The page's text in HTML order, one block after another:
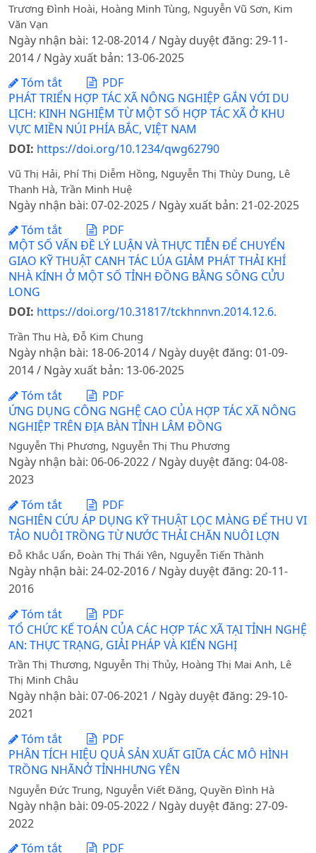
Trương Đình Hoài, Hoàng Minh Tùng, Nguyễn Vũ Sơn, Kim
Văn Vạn
Ngày nhận bài: 12-08-2014 / Ngày duyệt đăng: 29-11-
2014 / Ngày xuất bản: 13-06-2025
Tóm tắt
PDF
PHÁT TRIỂN HỢP TÁC XÃ NÔNG NGHIỆP GẮN VỚI DU
LỊCH: KINH NGHIỆM TỪ MỘT SỐ HỢP TÁC XÃ Ở KHU
VỰC MIỀN NÚI PHÍA BẮC, VIỆT NAM
DOI: https://doi.org/10.1234/qwg62790
Vũ Thị Hải, Phí Thị Diễm Hồng, Nguyễn Thị Thùy Dung, Lê
Thanh Hà, Trần Minh Huệ
Ngày nhận bài: 07-02-2025 / Ngày xuất bản: 21-02-2025
Tóm tắt
PDF
MỘT SỐ VẤN ĐỀ LÝ LUẬN VÀ THỰC TIỄN ĐỂ CHUYỂN
GIAO KỸ THUẬT CANH TÁC LÚA GIẢM PHÁT THẢI KHÍ
NHÀ KÍNH Ở MỘT SỐ TỈNH ĐỒNG BẰNG SÔNG CỬU
LONG
DOI: https://doi.org/10.31817/tckhnnvn.2014.12.6.
Trần Thu Hà, Đỗ Kim Chung
Ngày nhận bài: 18-06-2014 / Ngày duyệt đăng: 01-09-
2014 / Ngày xuất bản: 13-06-2025
Tóm tắt
PDF
ỨNG DỤNG CÔNG NGHỆ CAO CỦA HỢP TÁC XÃ NÔNG
NGHIỆP TRÊN ĐỊA BÀN TỈNH LÂM ĐỒNG
Nguyễn Thị Phương, Nguyễn Thị Thu Phương
Ngày nhận bài: 06-06-2022 / Ngày duyệt đăng: 04-08-
2023
Tóm tắt
PDF
NGHIÊN CỨU ÁP DỤNG KỸ THUẬT LỌC MÀNG ĐỂ THU VI
TẢO NUÔI TRỒNG TỪ NƯỚC THẢI CHĂN NUÔI LỢN
Đỗ Khắc Uẩn, Đoàn Thị Thái Yên, Nguyễn Tiến Thành
Ngày nhận bài: 24-02-2016 / Ngày duyệt đăng: 20-11-
2016
Tóm tắt
PDF
TỔ CHỨC KẾ TOÁN CỦA CÁC HỢP TÁC XÃ TẠI TỈNH NGHỆ
AN: THỰC TRẠNG, GIẢI PHÁP VÀ KIẾN NGHỊ
Trần Thị Thương, Nguyễn Thị Thủy, Hoàng Thị Mai Anh, Lê
Thị Minh Châu
Ngày nhận bài: 07-06-2021 / Ngày duyệt đăng: 29-10-
2021
Tóm tắt
PDF
PHÂN TÍCH HIỆU QUẢ SẢN XUẤT GIỮA CÁC MÔ HÌNH
TRỒNG NHÃNỞ TỈNHHƯNG YÊN
Nguyễn Đức Trung, Nguyễn Viết Đăng, Quyền Đình Hà
Ngày nhận bài: 09-05-2022 / Ngày duyệt đăng: 27-09-
2022
Tóm tắt
PDF